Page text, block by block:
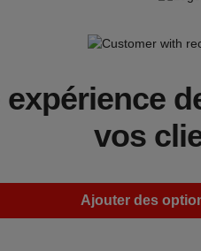
vos
Ajouter des